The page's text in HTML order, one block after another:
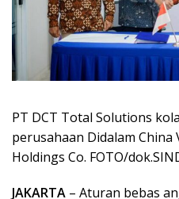
PT DCT Total Solutions
perusahaan Didalam China
Holdings Co. FOTO/
JAKARTA – Aturan bebas